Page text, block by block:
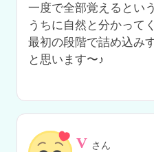
一度で全部覚えるとい
うちに自然と分かって
最初の段階で詰め込み
と思います〜♪
V さん